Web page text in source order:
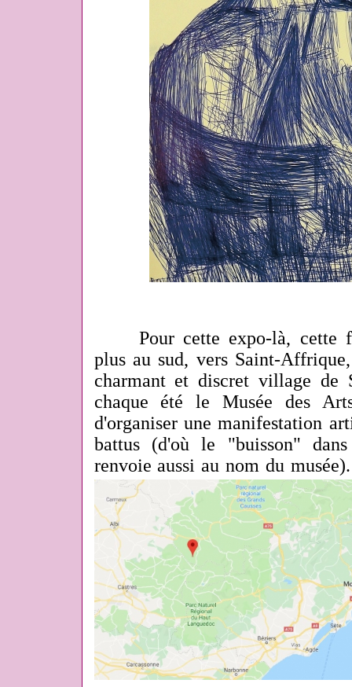
Pour cette expo-là, cette
plus au sud, vers Saint-
charmant et discret village de
chaque été le Musée des
d'organiser une manifestation
battus (d'où le "buisson"
renvoie aussi au nom du musée).